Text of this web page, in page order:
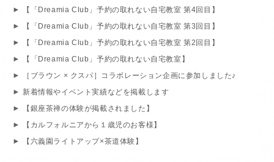
【「Dreamia Club」予約の取れない自宅教室 第4回目】
【「Dreamia Club」予約の取れない自宅教室 第3回目】
【「Dreamia Club」予約の取れない自宅教室 第2回目】
【「Dreamia Club」予約の取れない自宅教室】
［ブラウン × クスパ］コラボレーション企画に参加しました♪
新着情報やイベント実績などを掲載します
【銀座茶禅の体験が掲載されました】
【カルフォルニアから１歳児のお客様】
【六義園ライトアップ×茶道体験】